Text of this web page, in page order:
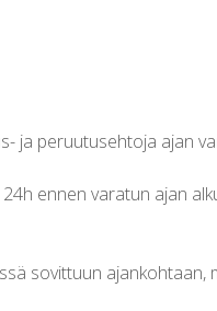
ja peruutusehtoja ajan
ennen varatun ajan
sovittuun ajankohtaan,